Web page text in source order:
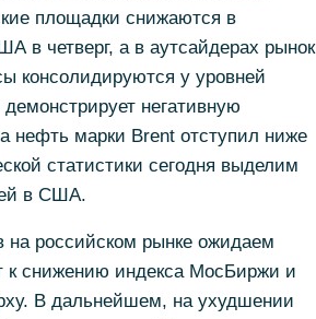
площадки снижаются в
в четверг, а в аутсайдерах рынок
консолидируются у уровней
негативную
нефть марки Brent отступил ниже
статистики сегодня выделим
в США.
на российском рынке ожидаем
к снижению индекса МосБиржи и
В дальнейшем, на ухудшении